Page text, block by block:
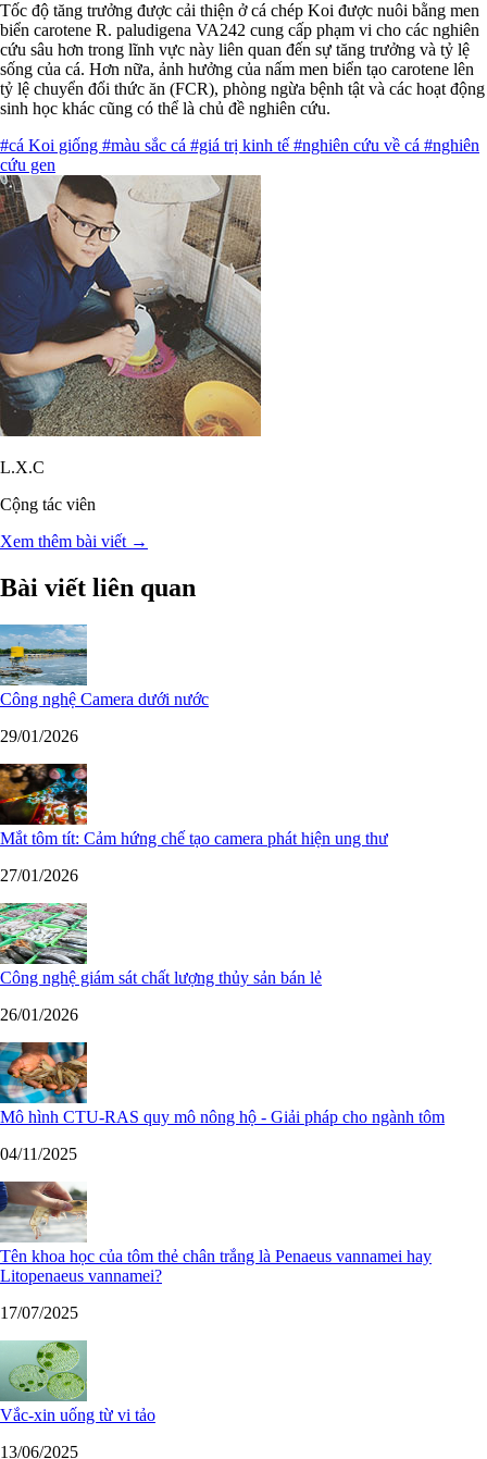
Tốc độ tăng trưởng được cải thiện ở cá chép Koi được nuôi bằng men
biển carotene R. paludigena VA242 cung cấp phạm vi cho các nghiên
cứu sâu hơn trong lĩnh vực này liên quan đến sự tăng trưởng và tỷ lệ
sống của cá. Hơn nữa, ảnh hưởng của nấm men biển tạo carotene lên
tỷ lệ chuyển đổi thức ăn (FCR), phòng ngừa bệnh tật và các hoạt động
sinh học khác cũng có thể là chủ đề nghiên cứu.
#cá Koi giống #màu sắc cá #giá trị kinh tế #nghiên cứu về cá #nghiên
cứu gen
L.X.C
Cộng tác viên
Xem thêm bài viết →
Bài viết liên quan
Công nghệ Camera dưới nước
29/01/2026
Mắt tôm tít: Cảm hứng chế tạo camera phát hiện ung thư
27/01/2026
Công nghệ giám sát chất lượng thủy sản bán lẻ
26/01/2026
Mô hình CTU-RAS quy mô nông hộ - Giải pháp cho ngành tôm
04/11/2025
Tên khoa học của tôm thẻ chân trắng là Penaeus vannamei hay
Litopenaeus vannamei?
17/07/2025
Vắc-xin uống từ vi tảo
13/06/2025